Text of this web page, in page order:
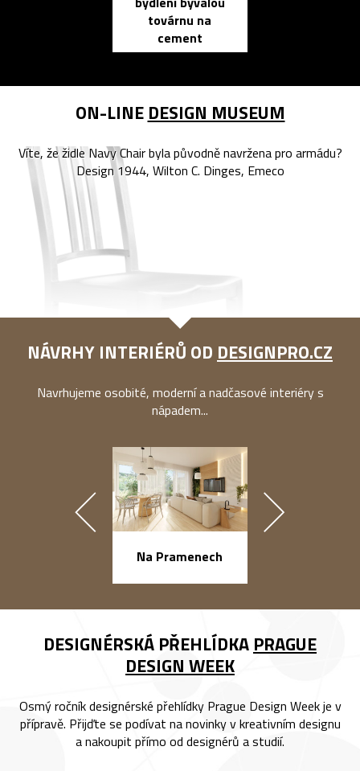
továrnu na
cement
ON-LINE DESIGN MUSEUM
Víte, že židle Navy Chair byla původně navržena pro armádu?
Design 1944, Wilton C. Dinges, Emeco
NÁVRHY INTERIÉRŮ OD DESIGNPRO.CZ
Navrhujeme osobité, moderní a nadčasové interiéry s
nápadem...
Na Pramenech
DESIGNÉRSKÁ PŘEHLÍDKA PRAGUE
DESIGN WEEK
Osmý ročník designérské přehlídky Prague Design Week je v
přípravě. Přijďte se podívat na novinky v kreativním designu
a nakoupit přímo od designérů a studií.